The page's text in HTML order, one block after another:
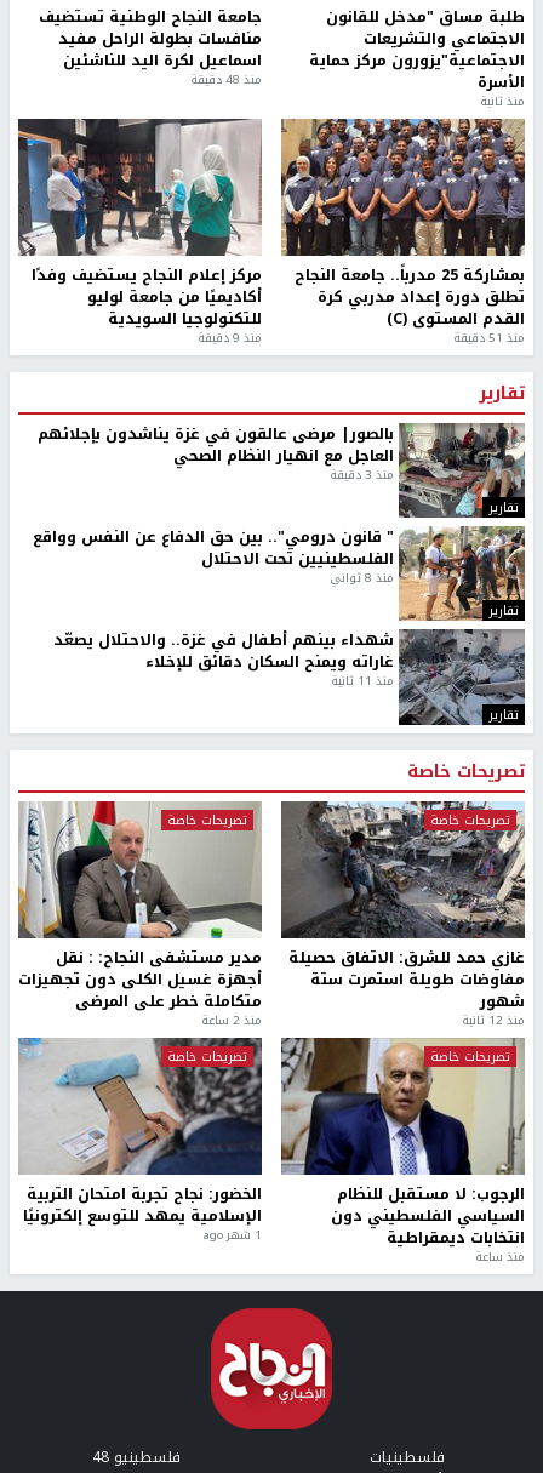
طلبة مساق "مدخل للقانون
الاجتماعي والتشريعات
الاجتماعية"يزورون مركز حماية
الأسرة
منذ ثانية
جامعة النجاح الوطنية تستضيف
منافسات بطولة الراحل مفيد
اسماعيل لكرة اليد للناشئين
منذ 48 دقيقة
بمشاركة 25 مدرباً.. جامعة النجاح
تطلق دورة إعداد مدربي كرة
القدم المستوى (C)
منذ 51 دقيقة
مركز إعلام النجاح يستضيف وفدًا
أكاديميًا من جامعة لوليو
للتكنولوجيا السويدية
منذ 9 دقيقة
تقارير
تقارير
بالصور| مرضى عالقون في غزة يناشدون بإجلائهم
العاجل مع انهيار النظام الصحي
منذ 3 دقيقة
تقارير
" قانون درومي".. بين حق الدفاع عن النفس وواقع
الفلسطينيين تحت الاحتلال
منذ 8 ثواني
تقارير
شهداء بينهم أطفال في غزة.. والاحتلال يصعّد
غاراته ويمنح السكان دقائق للإخلاء
منذ 11 ثانية
تصريحات خاصة
تصريحات خاصة
غازي حمد للشرق: الاتفاق حصيلة
مفاوضات طويلة استمرت ستة
شهور
منذ 12 ثانية
تصريحات خاصة
مدير مستشفى النجاح: : نقل
أجهزة غسيل الكلى دون تجهيزات
متكاملة خطر على المرضى
منذ 2 ساعة
تصريحات خاصة
الرجوب: لا مستقبل للنظام
السياسي الفلسطيني دون
انتخابات ديمقراطية
منذ ساعة
تصريحات خاصة
الخضور: نجاح تجربة امتحان التربية
الإسلامية يمهد للتوسع إلكترونيًا
1 شهر ago
فلسطينيات فلسطينيو 48